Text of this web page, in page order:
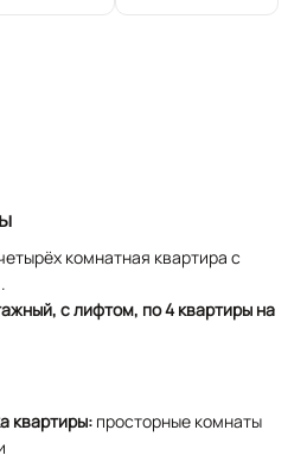
комнатная квартира с
с лифтом, по 4 квартиры на
квартиры: просторные комнаты